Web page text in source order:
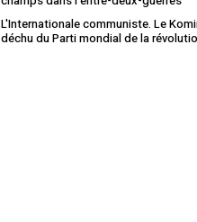
L'Internationale communiste. Le
déchu du Parti mondial de la